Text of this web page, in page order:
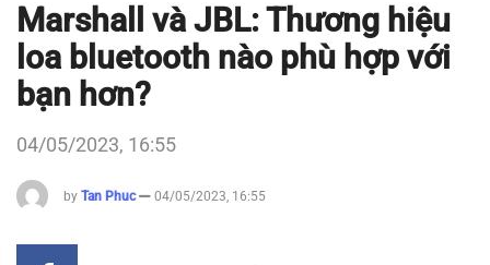
Marshall và JBL: Thương hiệu
loa bluetooth nào phù hợp với
bạn hơn?
04/05/2023, 16:55
by Tan Phuc 04/05/2023, 16:55